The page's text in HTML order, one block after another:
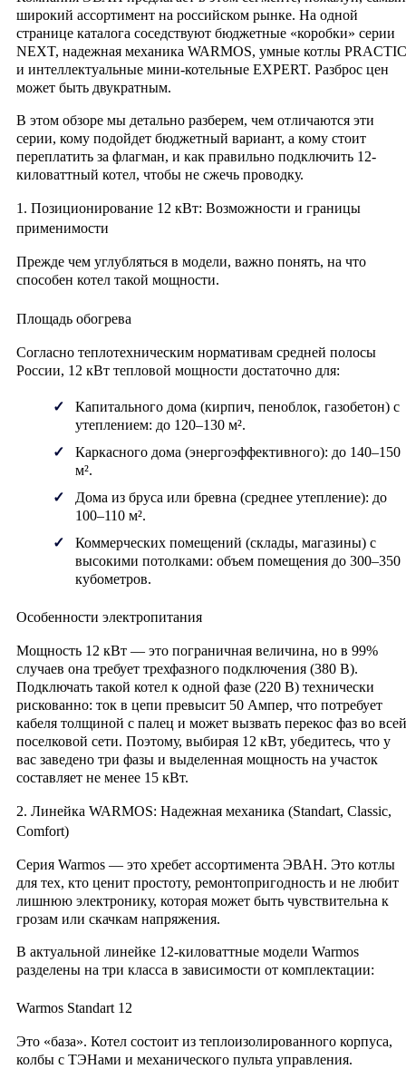
широкий ассортимент на российском рынке. На одной
странице каталога соседствуют бюджетные «коробки» серии
NEXT, надежная механика WARMOS, умные котлы PRACTIC
и интеллектуальные мини-котельные EXPERT. Разброс цен
может быть двукратным.
В этом обзоре мы детально разберем, чем отличаются эти
серии, кому подойдет бюджетный вариант, а кому стоит
переплатить за флагман, и как правильно подключить 12-
киловаттный котел, чтобы не сжечь проводку.
1. Позиционирование 12 кВт: Возможности и границы
применимости
Прежде чем углубляться в модели, важно понять, на что
способен котел такой мощности.
Площадь обогрева
Согласно теплотехническим нормативам средней полосы
России, 12 кВт тепловой мощности достаточно для:
Капитального дома (кирпич, пеноблок, газобетон) с
утеплением: до 120–130 м².
Каркасного дома (энергоэффективного): до 140–150
м².
Дома из бруса или бревна (среднее утепление): до
100–110 м².
Коммерческих помещений (склады, магазины) с
высокими потолками: объем помещения до 300–350
кубометров.
Особенности электропитания
Мощность 12 кВт — это пограничная величина, но в 99%
случаев она требует трехфазного подключения (380 В).
Подключать такой котел к одной фазе (220 В) технически
рискованно: ток в цепи превысит 50 Ампер, что потребует
кабеля толщиной с палец и может вызвать перекос фаз во всей
поселковой сети. Поэтому, выбирая 12 кВт, убедитесь, что у
вас заведено три фазы и выделенная мощность на участок
составляет не менее 15 кВт.
2. Линейка WARMOS: Надежная механика (Standart, Classic,
Comfort)
Серия Warmos — это хребет ассортимента ЭВАН. Это котлы
для тех, кто ценит простоту, ремонтопригодность и не любит
лишнюю электронику, которая может быть чувствительна к
грозам или скачкам напряжения.
В актуальной линейке 12-киловаттные модели Warmos
разделены на три класса в зависимости от комплектации:
Warmos Standart 12
Это «база». Котел состоит из теплоизолированного корпуса,
колбы с ТЭНами и механического пульта управления.